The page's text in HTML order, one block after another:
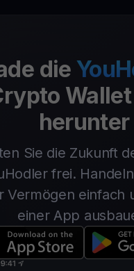
die
herunter
Sie die Zukunft
frei.
Vermögen einfach
einer App